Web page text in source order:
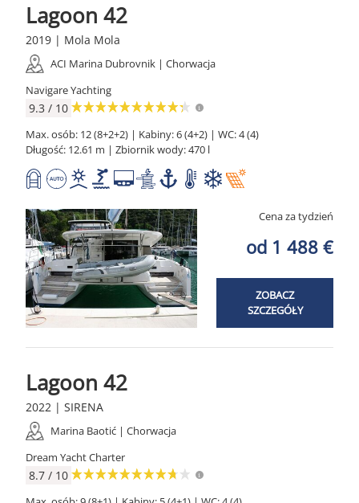
Lagoon 42
2019 | Mola Mola
ACI Marina Dubrovnik | Chorwacja
Navigare Yachting
9.3 / 10
Max. osób: 12 (8+2+2) | Kabiny: 6 (4+2) | WC: 4 (4)
Długość: 12.61 m | Zbiornik wody: 470 l
Cena za tydzień
od 1 488 €
ZOBACZ
SZCZEGÓŁY
Lagoon 42
2022 | SIRENA
Marina Baotić | Chorwacja
Dream Yacht Charter
8.7 / 10